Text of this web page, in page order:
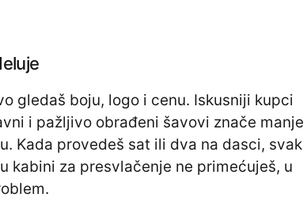
gledaš boju, logo i cenu. Iskusniji kupci
i pažljivo obrađeni šavovi znače manje
Kada provedeš sat ili dva na dasci,
kabini za presvlačenje ne primećuješ, u